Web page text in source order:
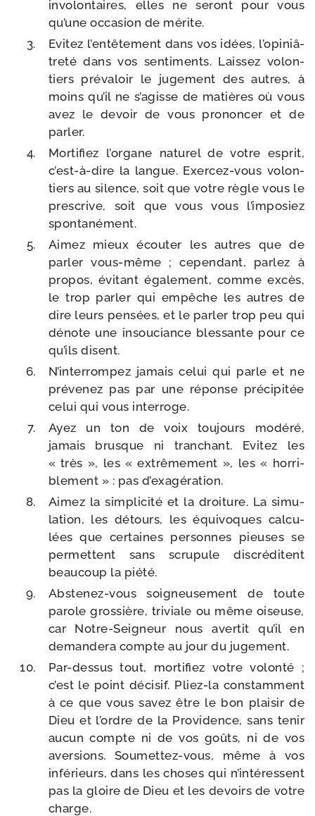
invo­lon­taires, elles ne seront pour vous
qu’une occa­sion de mérite.
Evitez l’en­tê­te­ment dans vos idées, l’o­pi­niâ­
tre­té dans vos sen­ti­ments. Laissez volon­
tiers pré­va­loir le juge­ment des autres, à
moins qu’il ne s’a­gisse de matières où vous
avez le devoir de vous pro­non­cer et de
parler.
Mortifiez l’or­gane natu­rel de votre esprit,
c’est-​à-​dire la langue. Exercez-​vous volon­
tiers au silence, soit que votre règle vous le
pres­crive, soit que vous vous l’im­po­siez
spontanément.
Aimez mieux écou­ter les autres que de
par­ler vous-​même ; cepen­dant, par­lez à
pro­pos, évi­tant éga­le­ment, comme excès,
le trop par­ler qui empêche les autres de
dire leurs pen­sées, et le par­ler trop peu qui
dénote une insou­ciance bles­sante pour ce
qu’ils disent.
N’interrompez jamais celui qui parle et ne
pré­ve­nez pas par une réponse pré­ci­pi­tée
celui qui vous interroge.
Ayez un ton de voix tou­jours modé­ré,
jamais brusque ni tran­chant. Evitez les
« très », les « extrê­me­ment », les « hor­ri­
ble­ment » : pas d’exagération.
Aimez la sim­pli­ci­té et la droi­ture. La simu­
la­tion, les détours, les équi­voques cal­cu­
lées que cer­taines per­sonnes pieuses se
per­mettent sans scru­pule dis­cré­ditent
beau­coup la piété.
Abstenez-​vous soi­gneu­se­ment de toute
parole gros­sière, tri­viale ou même oiseuse,
car Notre-​Seigneur nous aver­tit qu’il en
deman­de­ra compte au jour du jugement.
Par-​dessus tout, mor­ti­fiez votre volon­té ;
c’est le point déci­sif. Pliez-​la constam­ment
à ce que vous savez être le bon plai­sir de
Dieu et l’ordre de la Providence, sans tenir
aucun compte ni de vos goûts, ni de vos
aver­sions. Soumettez-​vous, même à vos
infé­rieurs, dans les choses qui n’in­té­ressent
pas la gloire de Dieu et les devoirs de votre
charge.